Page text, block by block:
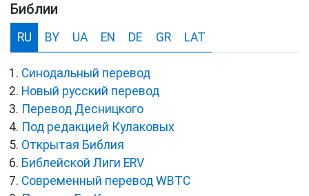
Библии
RU BY UA EN DE GR LAT
Синодальный перевод
Новый русский перевод
Перевод Десницкого
Под редакцией Кулаковых
Открытая Библия
Библейской Лиги ERV
Cовременный перевод WBTC